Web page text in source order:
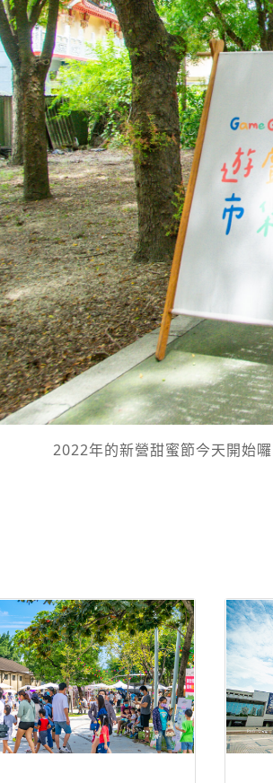
2022年的新營甜蜜節今天開始